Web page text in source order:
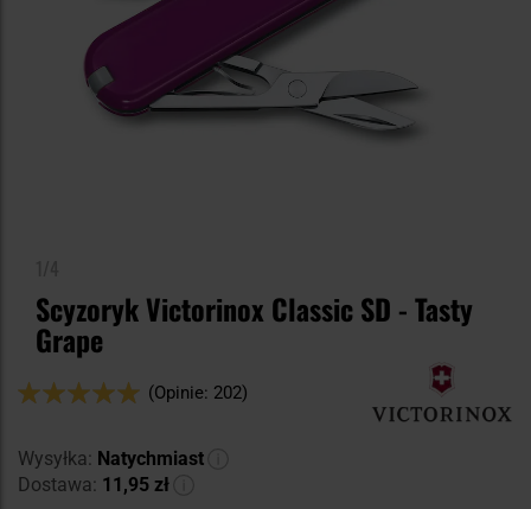
Scyzoryk Victorinox Classic SD - Tasty
Grape
Ocena:
(Opinie: 202)
Wysyłka: Natychmiast
Dostawa: 11,95 zł